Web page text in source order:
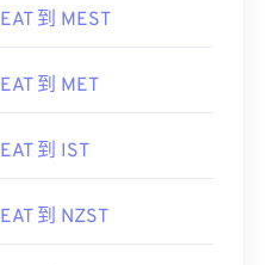
EAT 到 MEST
EAT 到 MET
EAT 到 IST
EAT 到 NZST